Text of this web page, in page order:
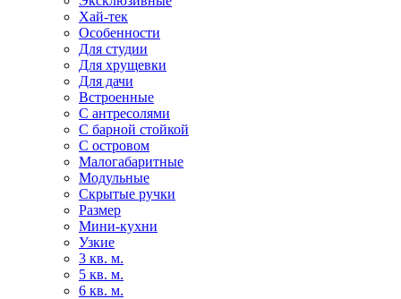
Хай-тек
Особенности
Для студии
Для хрущевки
Для дачи
Встроенные
С антресолями
С барной стойкой
С островом
Малогабаритные
Модульные
Скрытые ручки
Размер
Мини-кухни
Узкие
3 кв. м.
5 кв. м.
6 кв. м.